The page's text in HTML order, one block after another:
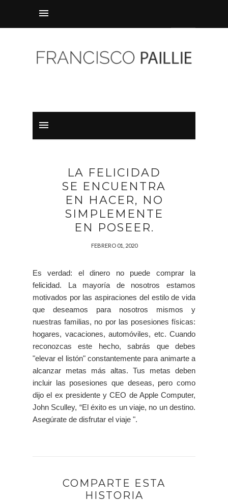
LA FELICIDAD
SE ENCUENTRA
EN HACER, NO
SIMPLEMENTE
EN POSEER.
FEBRERO 01, 2020
Es verdad: el dinero no puede comprar la
felicidad. La mayoría de nosotros estamos
motivados por las aspiraciones del estilo de vida
que deseamos para nosotros mismos y
nuestras familias, no por las posesiones físicas:
hogares, vacaciones, automóviles, etc. Cuando
reconozcas este hecho, sabrás que debes
"elevar el listón" constantemente para animarte a
alcanzar metas más altas. Tus metas deben
incluir las posesiones que deseas, pero como
dijo el ex presidente y CEO de Apple Computer,
John Sculley, “El éxito es un viaje, no un destino.
Asegúrate de disfrutar el viaje ".
COMPARTE ESTA
HISTORIA